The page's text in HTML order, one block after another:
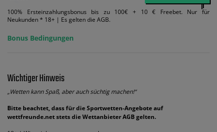
100% Ersteinzahlungsbonus bis zu 100€ + 10 € Freebet. Nur für
Neukunden * 18+ | Es gelten die AGB.
Bonus Bedingungen
Wichtiger Hinweis
„Wetten kann Spaß, aber auch süchtig machen!“
Bitte beachtet, dass für die Sportwetten-Angebote auf
wettfreunde.net stets die Wettanbieter AGB gelten.